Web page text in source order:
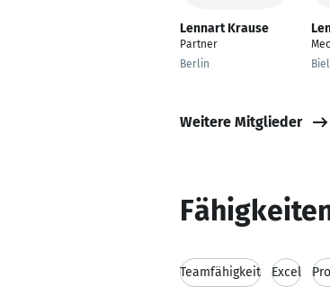
Lennart Krause
Partner
Berlin
Weitere Mitglieder
Teamfähigkeit Excel